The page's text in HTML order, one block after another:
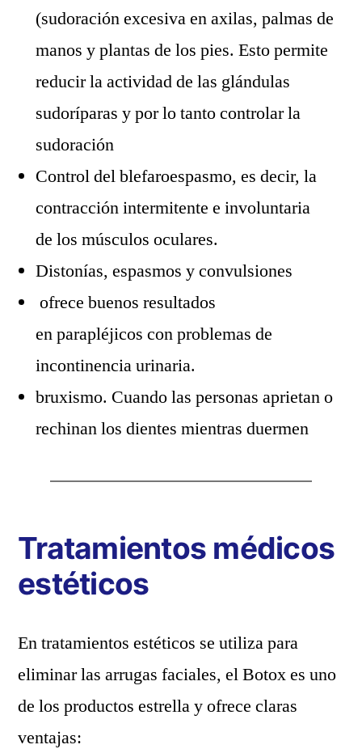
(sudoración excesiva en axilas, palmas de
manos y plantas de los pies. Esto permite
reducir la actividad de las glándulas
sudoríparas y por lo tanto controlar la
sudoración
Control del blefaroespasmo, es decir, la
contracción intermitente e involuntaria
de los músculos oculares.
Distonías, espasmos y convulsiones
ofrece buenos resultados
en parapléjicos con problemas de
incontinencia urinaria.
bruxismo. Cuando las personas aprietan o
rechinan los dientes mientras duermen
Tratamientos médicos
estéticos
En tratamientos estéticos se utiliza para
eliminar las arrugas faciales, el Botox es uno
de los productos estrella y ofrece claras
ventajas: